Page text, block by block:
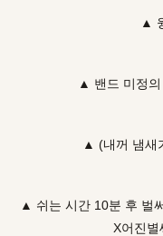
▲
▲ 밴드 미정
▲ (내꺼 냄새
▲ 쉬는 시간 10분 후 벌
X어진별